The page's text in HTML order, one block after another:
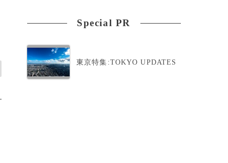
Special PR
東京特集:TOKYO UPDATES